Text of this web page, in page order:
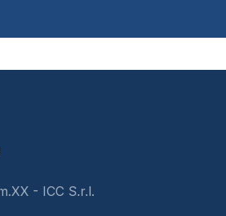
- ICC S.r.l.